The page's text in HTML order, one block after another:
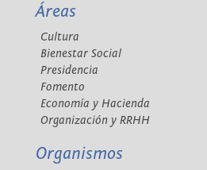
Áreas
Cultura
Bienestar Social
Presidencia
Fomento
Economía y Hacienda
Organización y RRHH
Organismos